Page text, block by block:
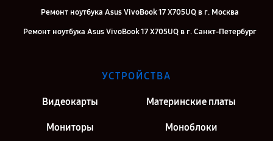
Ремонт ноутбука Asus VivoBook 17 X705UQ в г. Москва
Ремонт ноутбука Asus VivoBook 17 X705UQ в г. Санкт-Петербург
УСТРОЙСТВА
Видеокарты Материнские платы
Мониторы Моноблоки